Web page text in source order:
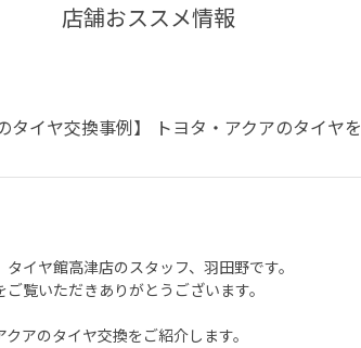
店舗おススメ情報
タイヤ交換事例】 トヨタ・アクアのタイ
イヤ館高津店のスタッフ、羽田野です。
覧いただきありがとうございます。
アのタイヤ交換をご紹介します。